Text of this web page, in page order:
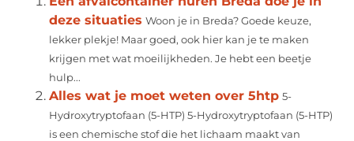
deze situaties Woon je in Breda? Goede keuze,
lekker plekje! Maar goed, ook hier kan je te maken
krijgen met wat moeilijkheden. Je hebt een beetje
hulp...
Alles wat je moet weten over 5htp 5-
Hydroxytryptofaan (5-HTP) 5-Hydroxytryptofaan (5-HTP)
is een chemische stof die het lichaam maakt van